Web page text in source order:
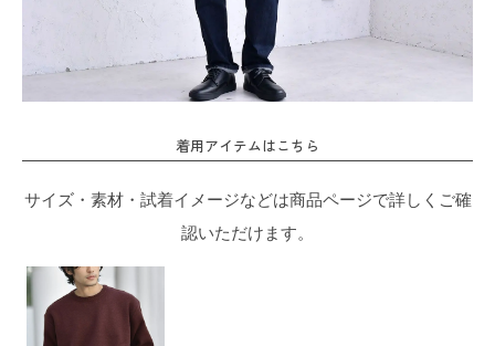
着用アイテムはこちら
サイズ・素材・試着イメージなどは商品ページで詳しくご確
認いただけます。